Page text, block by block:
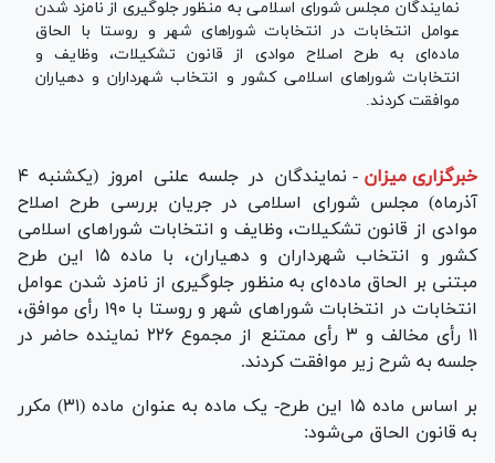
نمایندگان مجلس شورای اسلامی به منظور جلوگیری از نامزد شدن
عوامل انتخابات در انتخابات شورا‌های شهر و روستا با الحاق
ماده‌ای به طرح اصلاح موادی از قانون تشکیلات، وظایف و
انتخابات شورا‌های اسلامی کشور و انتخاب شهرداران و دهیاران
موافقت کردند.
خبرگزاری میزان -
نمایندگان در جلسه علنی امروز (یکشنبه ۴
آذرماه) مجلس شورای اسلامی در جریان بررسی طرح اصلاح
موادی از قانون تشکیلات، وظایف و انتخابات شورا‌های اسلامی
کشور و انتخاب شهرداران و دهیاران، با ماده ۱۵ این طرح
مبتنی بر الحاق ماده‌ای به منظور جلوگیری از نامزد شدن عوامل
انتخابات در انتخابات شورا‌های شهر و روستا با ۱۹۰ رأی موافق،
۱۱ رأی مخالف و ۳ رأی ممتنع از مجموع ۲۲۶ نماینده حاضر در
جلسه به شرح زیر موافقت کردند.
بر اساس ماده ۱۵ این طرح- یک ماده به عنوان ماده (۳۱) مکرر
به قانون الحاق می‌شود: